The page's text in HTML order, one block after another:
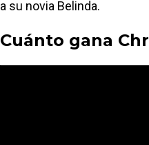
a su novia Belinda.
Cuánto gana